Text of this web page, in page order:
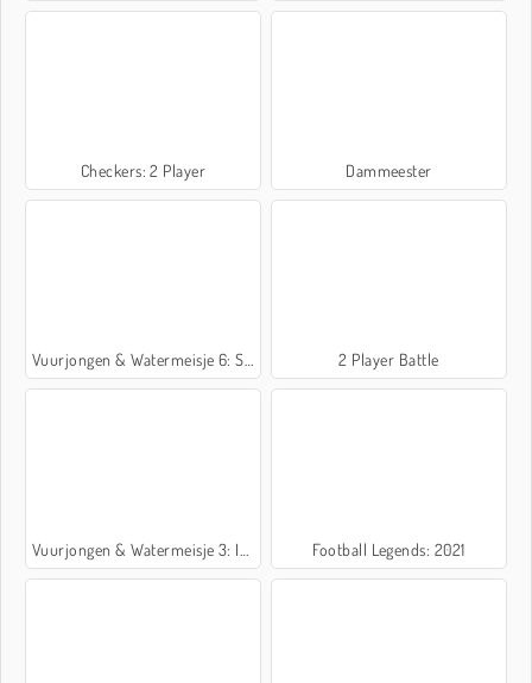
Checkers: 2 Player Dammeester
Vuurjongen & Watermeisje 6: Sprookje 2 Player Battle
Vuurjongen & Watermeisje 3: IJstempel Football Legends: 2021